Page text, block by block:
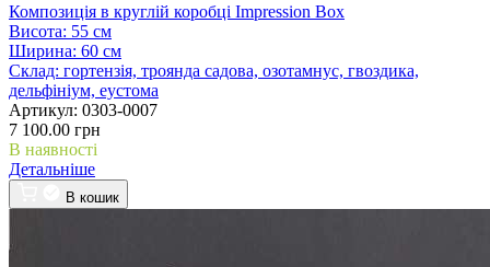
Композиція в круглій коробці Impression Box
Висота: 55 см
Ширина: 60 см
Склад: гортензія, троянда садова, озотамнус, гвоздика,
дельфініум, еустома
Артикул: 0303-0007
7 100.00 грн
В наявності
Детальніше
В кошик